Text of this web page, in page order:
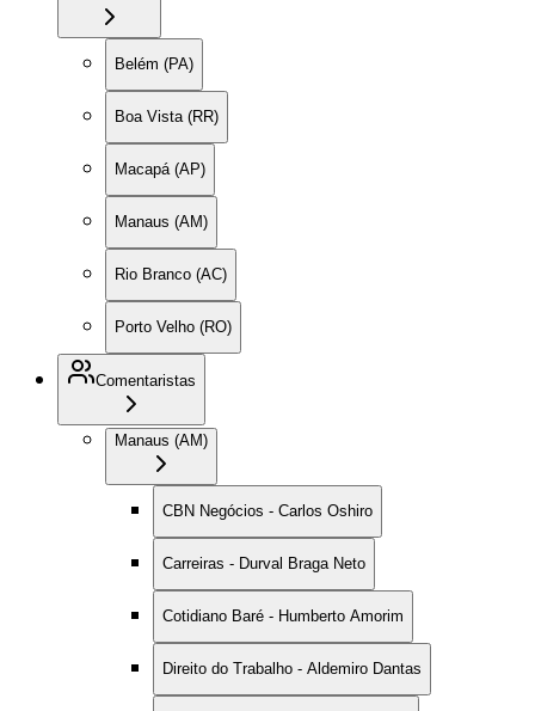
Belém (PA)
Boa Vista (RR)
Macapá (AP)
Manaus (AM)
Rio Branco (AC)
Porto Velho (RO)
Comentaristas
Manaus (AM)
CBN Negócios - Carlos Oshiro
Carreiras - Durval Braga Neto
Cotidiano Baré - Humberto Amorim
Direito do Trabalho - Aldemiro Dantas